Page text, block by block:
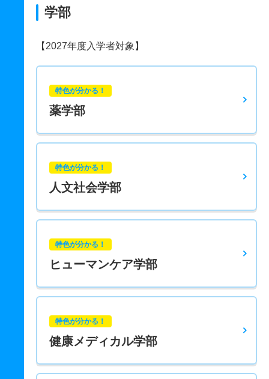
学部
【2027年度入学者対象】
特色が分かる！
薬学部
特色が分かる！
人文社会学部
特色が分かる！
ヒューマンケア学部
特色が分かる！
健康メディカル学部